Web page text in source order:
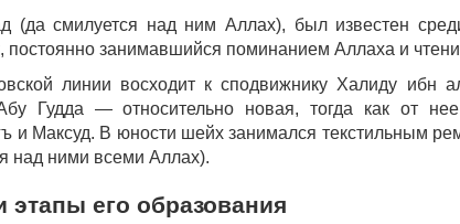
(да смилуется над ним Аллах), был известен
постоянно занимавшийся поминанием Аллаха и
линии восходит к сподвижнику Халиду ибн
Гудда — относительно новая, тогда как от
и Максуд. В юности шейх занимался текстильным
над ними всеми Аллах).
этапы его образования